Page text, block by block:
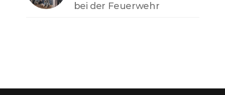
bei der Feuerwehr